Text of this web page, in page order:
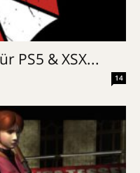
PS5 & XSX...
14